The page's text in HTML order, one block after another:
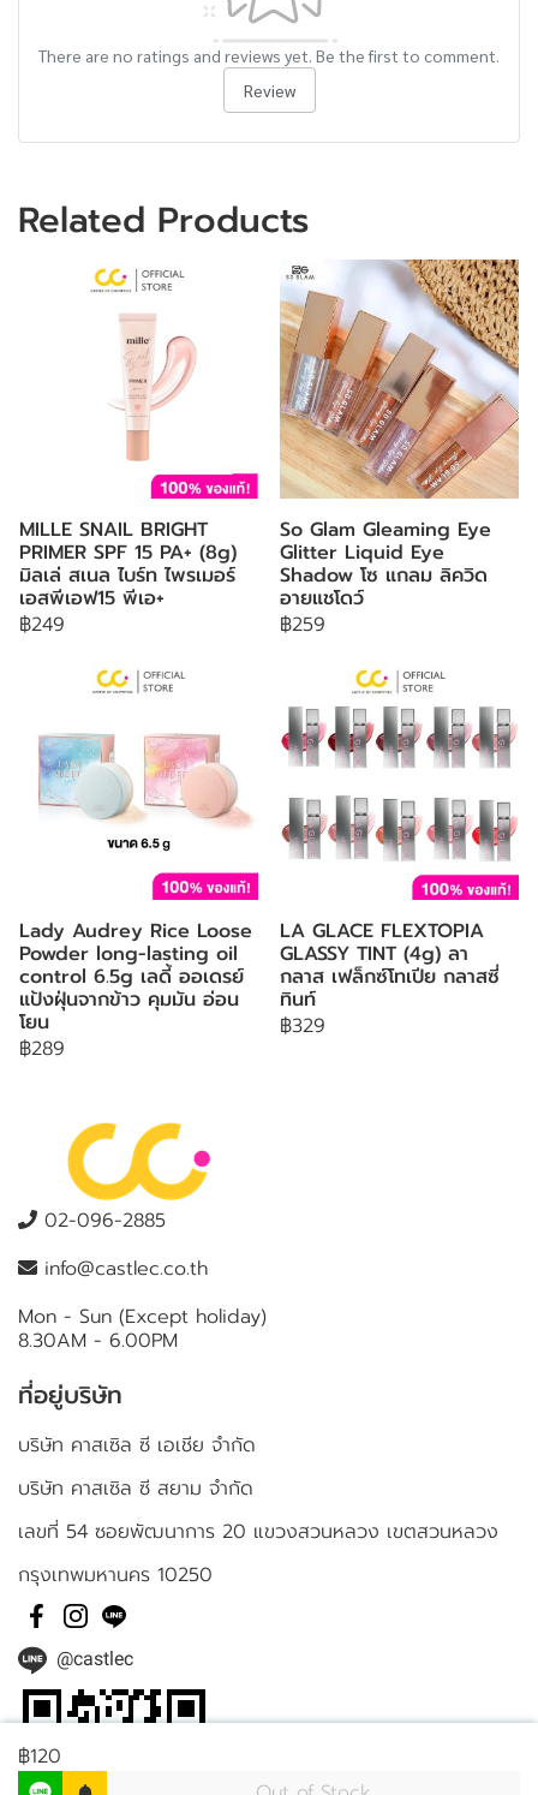
There are no ratings and reviews yet. Be the first to comment.
Review
Related Products
MILLE SNAIL BRIGHT
PRIMER SPF 15 PA+ (8g)
มิลเล่ สเนล ไบร์ท ไพรเมอร์
เอสพีเอฟ15 พีเอ+
฿249
So Glam Gleaming Eye
Glitter Liquid Eye
Shadow โซ แกลม ลิควิด
อายแชโดว์
฿259
Lady Audrey Rice Loose
Powder long-lasting oil
control 6.5g เลดี้ ออเดรย์
แป้งฝุ่นจากข้าว คุมมัน อ่อน
โยน
฿289
LA GLACE FLEXTOPIA
GLASSY TINT (4g) ลา
กลาส เฟล็กซ์โทเปีย กลาสซี่
ทินท์
฿329
฿120
02-096-2885
info@castlec.co.th
Mon - Sun (Except holiday)
8.30AM - 6.00PM
ที่อยู่บริษัท
บริษัท คาสเซิล ซี เอเชีย จำกัด
บริษัท คาสเซิล ซี สยาม จำกัด
เลขที่ 54 ซอยพัฒนาการ 20 แขวงสวนหลวง เขตสวนหลวง
กรุงเทพมหานคร 10250
@castlec